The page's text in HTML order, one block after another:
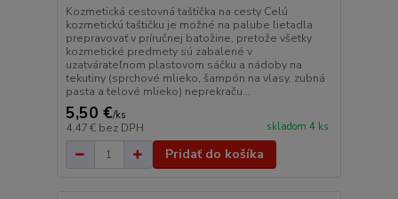
Kozmetická cestovná taštička na cesty Celú
kozmetickú taštičku je možné na palube lietadla
prepravovať v príručnej batožine, pretože všetky
kozmetické predmety sú zabalené v
uzatvárateľnom plastovom sáčku a nádoby na
tekutiny (sprchové mlieko, šampón na vlasy, zubná
pasta a telové mlieko) neprekraču...
5,50 €/ks
4,47 € bez DPH skladom 4 ks
Pridať do košíka